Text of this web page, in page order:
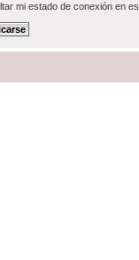
mi estado de conexión en